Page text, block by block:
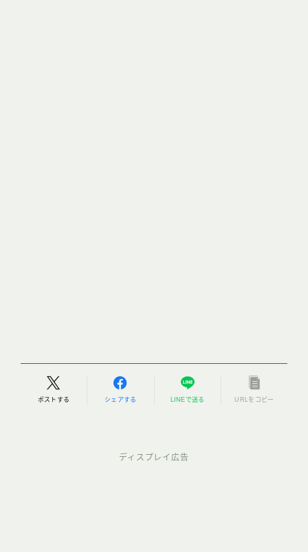
ポストする シェアする LINEで送る URLをコピー
ディスプレイ広告